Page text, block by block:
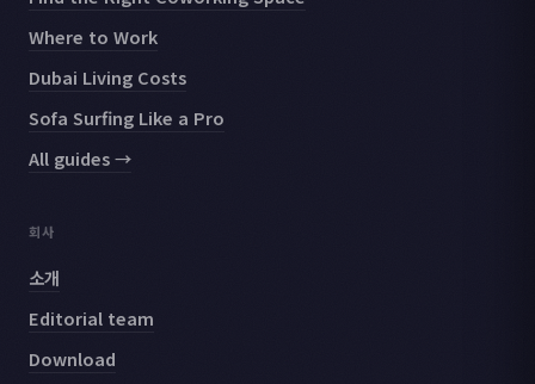
Where to Work
Dubai Living Costs
Sofa Surfing Like a Pro
All guides →
회사
소개
Editorial team
Download